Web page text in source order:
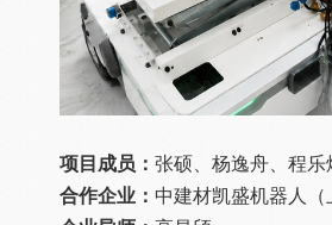
项目成员：张硕、杨逸舟、程乐
合作企业：中建材凯盛机器人（